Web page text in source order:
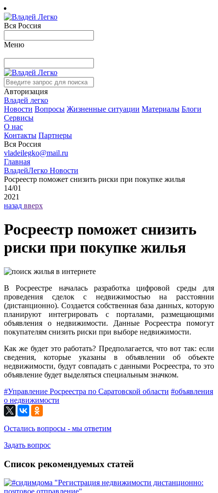
Вся Россия
Меню
Авторизация
Владей легко
Новости Вопросы Жизненные ситуации Материалы Блоги
Сервисы
О нас
Контакты Партнеры
Вся Россия
vladeilegko@mail.ru
Главная
ВладейЛегко Новости
Росреестр поможет снизить риски при покупке жилья
14/01
2021
назад вверх
Росреестр поможет снизить
риски при покупке жилья
В Росреестре началась разработка цифровой среды для
проведения сделок с недвижимостью на расстоянии
(дистанционно). Создается собственная база данных, которую
планируют интегрировать с порталами, размещающими
объявления о недвижимости. Данные Росреестра помогут
покупателям снизить риски при выборе недвижимости.
Как же будет это работать? Предполагается, что вот так: если
сведения, которые указаны в объявлении об объекте
недвижимости, будут совпадать с данными Росреестра, то это
объявление будет выделяться специальным значком.
#Управление Росреестра по Саратовской области #объявления
о недвижимости
Остались вопросы - мы ответим
Задать вопрос
Список рекомендуемых статей